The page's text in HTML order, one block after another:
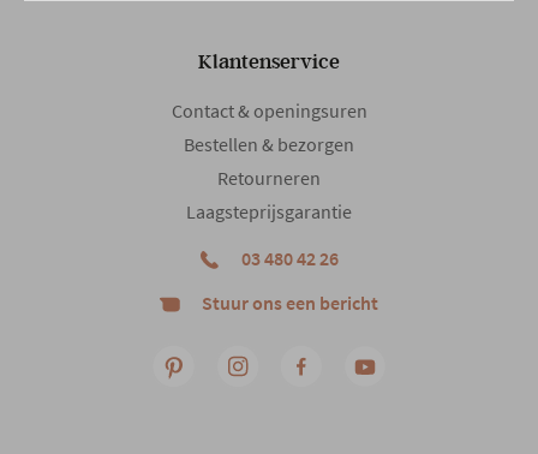
Klantenservice
Contact & openingsuren
Bestellen & bezorgen
Retourneren
Laagsteprijsgarantie
03 480 42 26
Stuur ons een bericht